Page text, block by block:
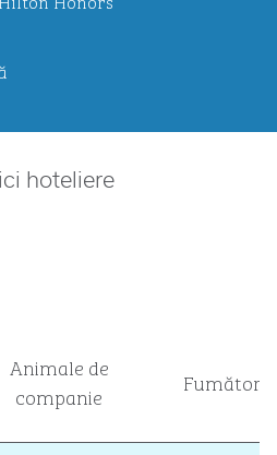
hoteliere
Animale de
companie
Fumători